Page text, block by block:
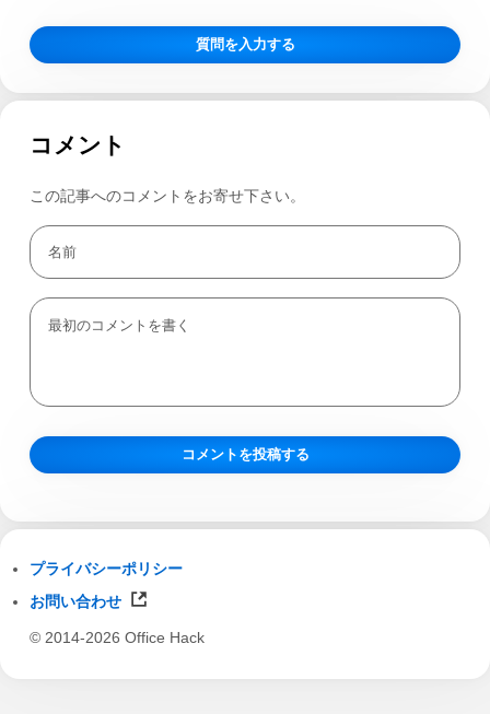
質問を入力する
コメント
この記事へのコメントをお寄せ下さい。
プライバシーポリシー
お問い合わせ
© 2014-2026 Office Hack